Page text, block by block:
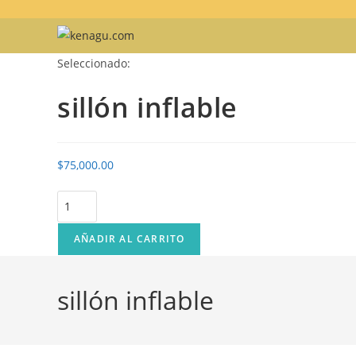
Seleccionado:
sillón inflable
$75,000.00
sillón
inflable
cantidad
AÑADIR AL CARRITO
sillón inflable